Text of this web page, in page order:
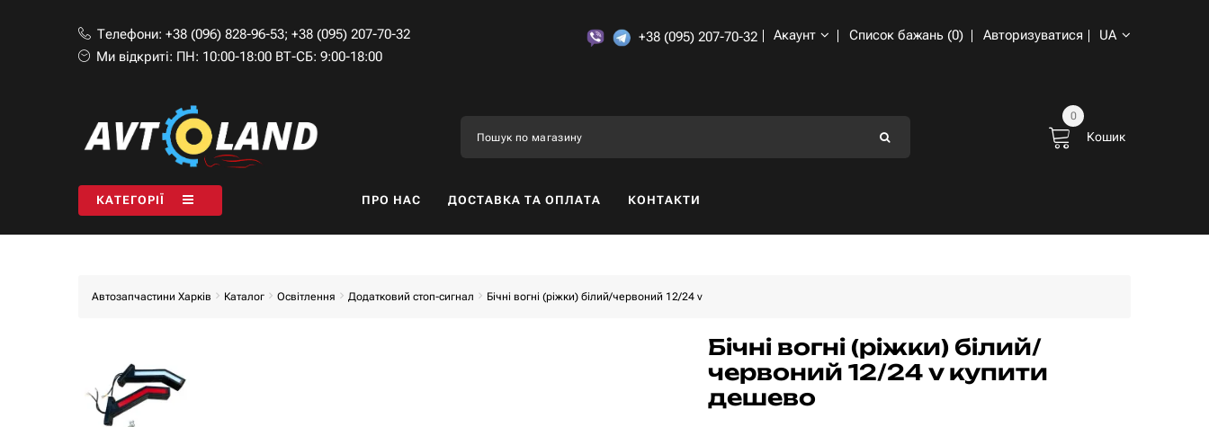
Телефони: +38 (096) 828-96-53; +38 (095) 207-70-32
Ми відкриті: ПН: 10:00-18:00 ВТ-СБ: 9:00-18:00
+38 (095) 207-70-32 Акаунт Список бажань (0) Авторизуватися UA
Кошик
0
КАТЕГОРІЇ ПРО НАС ДОСТАВКА ТА ОПЛАТА КОНТАКТИ
Автозапчастини Харків Каталог Освітлення Додатковий стоп-сигнал Бічні вогні (ріжки) білий/червоний 12/24 v
Бічні вогні (ріжки) білий/
червоний 12/24 v купити
дешево